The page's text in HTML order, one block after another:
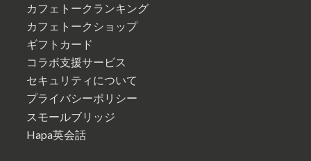
カフェトークランキング
カフェトークショップ
ギフトカード
コラボ支援サービス
セキュリティについて
プライバシーポリシー
スモールブリッジ
Hapa英会話